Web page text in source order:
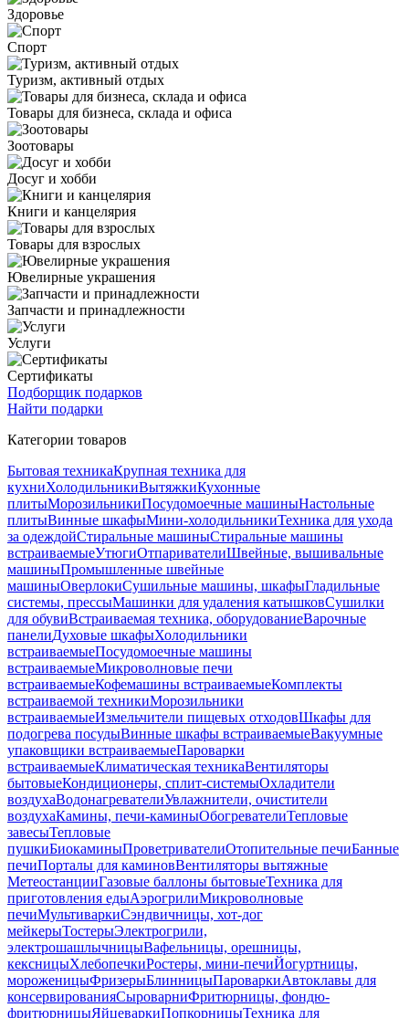
Здоровье
Спорт
Туризм, активный отдых
Товары для бизнеса, склада и офиса
Зоотовары
Досуг и хобби
Книги и канцелярия
Товары для взрослых
Ювелирные украшения
Запчасти и принадлежности
Услуги
Сертификаты
Подборщик подарков
Найти подарки
Категории товаров
Бытовая техникаКрупная техника для
кухниХолодильникиВытяжкиКухонные
плитыМорозильникиПосудомоечные машиныНастольные
плитыВинные шкафыМини-холодильникиТехника для ухода
за одеждойСтиральные машиныСтиральные машины
встраиваемыеУтюгиОтпаривателиШвейные, вышивальные
машиныПромышленные швейные
машиныОверлокиСушильные машины, шкафыГладильные
системы, прессыМашинки для удаления катышковСушилки
для обувиВстраиваемая техника, оборудованиеВарочные
панелиДуховые шкафыХолодильники
встраиваемыеПосудомоечные машины
встраиваемыеМикроволновые печи
встраиваемыеКофемашины встраиваемыеКомплекты
встраиваемой техникиМорозильники
встраиваемыеИзмельчители пищевых отходовШкафы для
подогрева посудыВинные шкафы встраиваемыеВакуумные
упаковщики встраиваемыеПароварки
встраиваемыеКлиматическая техникаВентиляторы
бытовыеКондиционеры, сплит-системыОхладители
воздухаВодонагревателиУвлажнители, очистители
воздухаКамины, печи-каминыОбогревателиТепловые
завесыТепловые
пушкиБиокаминыПроветривателиОтопительные печиБанные
печиПорталы для каминовВентиляторы вытяжные
МетеостанцииГазовые баллоны бытовыеТехника для
приготовления едыАэрогрилиМикроволновые
печиМультиваркиСэндвичницы, хот-дог
мейкерыТостерыЭлектрогрили,
электрошашлычницыВафельницы, орешницы,
кексницыХлебопечкиРостеры, мини-печиЙогуртницы,
мороженицыФризерыБлинницыПароваркиАвтоклавы для
консервированияСыроварниФритюрницы, фондю-
фритюрницыЯйцеваркиПопкорницыТехника для